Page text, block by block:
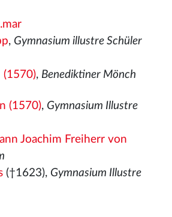
, Gymnasium illustre Schüler
(1570), Benediktiner Mönch
(1570), Gymnasium Illustre
Joachim Freiherr von
(†1623), Gymnasium Illustre